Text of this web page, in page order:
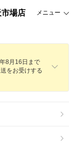
場店 メニュー
8月16日まで
をお受けする